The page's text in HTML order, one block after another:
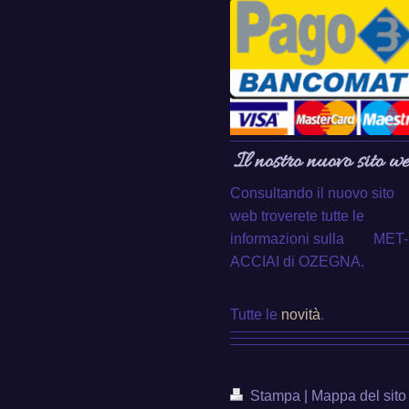
Il nostro nuovo sito
Consultando il nuovo sito
web troverete tutte le
informazioni sulla MET-
ACCIAI di OZEGNA.
Tutte le novità.
Stampa
Mappa del sito